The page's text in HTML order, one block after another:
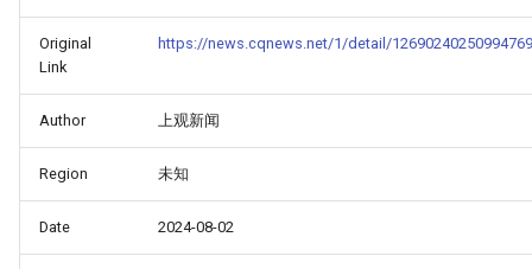
Original
Link
https://news.cqnews.net/1/detail/
Author 上观新闻
Region 未知
Date 2024-08-02